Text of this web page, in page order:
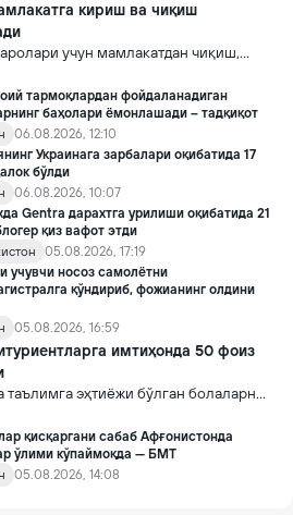
кириш ва чиқиш
учун мамлакатдан чиқиш,
кириш тартиби бўйича янги
тармоқлардан фойдаланадиган
баҳолари ёмонлашади – тадқиқот
06.08.2026, 12:10
Украинага зарбалари оқибатида 17
бўлди
06.08.2026, 10:07
Gentra дарахтга урилиши оқибатида 21
қиз вафот этди
05.08.2026, 17:19
учувчи носоз самолётни
қўндириб, фожианинг олдини
05.08.2026, 16:59
имтиҳонда 50 фоиз
таълимга эҳтиёжи бўлган болаларни
билан қамраб олиш тизимини
қўшимча чора-тадбирлар
инклюзив таълим соҳасида қатор
этилади.
қисқаргани сабаб Афғонистонда
ўлими кўпаймоқда — БМТ
05.08.2026, 14:08